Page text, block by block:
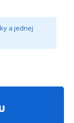
a jednej